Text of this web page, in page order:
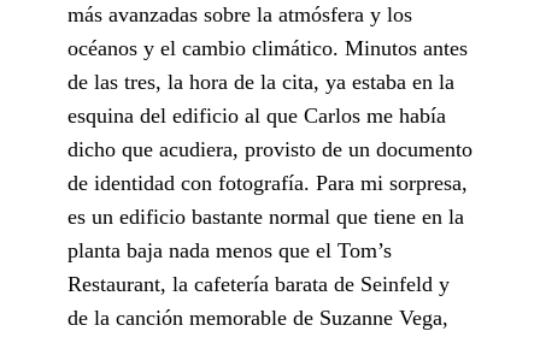
más avanzadas sobre la atmósfera y los
océanos y el cambio climático. Minutos antes
de las tres, la hora de la cita, ya estaba en la
esquina del edificio al que Carlos me había
dicho que acudiera, provisto de un documento
de identidad con fotografía. Para mi sorpresa,
es un edificio bastante normal que tiene en la
planta baja nada menos que el Tom’s
Restaurant, la cafetería barata de Seinfeld y
de la canción memorable de Suzanne Vega,